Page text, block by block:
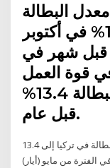
البطالة
في تركيا استقر عند 12.7% في أكتوبر
قبل شهر في
قوة العمل
إلى 50%. وسجل معدل البطالة 13.4%
قبل عام.
كشفت بيانات اليوم (الخميس)، ارتفاع معدل البطالة في تركيا إلى 13.4
من مايو (أيار)